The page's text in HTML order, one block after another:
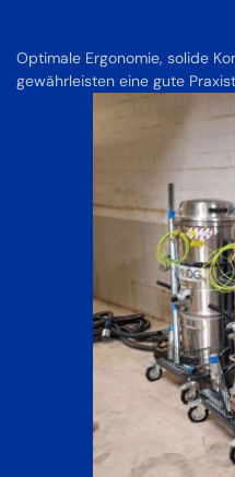
Optimale Ergonomie, solide
gewährleisten eine gute